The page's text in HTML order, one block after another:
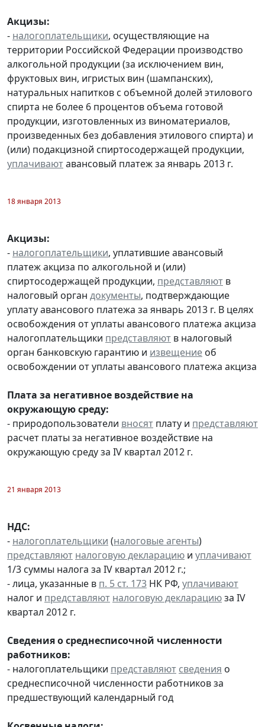
Акцизы:
- налогоплательщики, осуществляющие на
территории Российской Федерации производство
алкогольной продукции (за исключением вин,
фруктовых вин, игристых вин (шампанских),
натуральных напитков с объемной долей этилового
спирта не более 6 процентов объема готовой
продукции, изготовленных из виноматериалов,
произведенных без добавления этилового спирта) и
(или) подакцизной спиртосодержащей продукции,
уплачиваютавансовый платеж за январь 2013 г.
18 января 2013
Акцизы:
- налогоплательщики, уплатившие авансовый
платеж акциза по алкогольной и (или)
спиртосодержащей продукции, представляют в
налоговый орган документы, подтверждающие
уплату авансового платежа за январь 2013 г. В целях
освобождения от уплаты авансового платежа акциза
налогоплательщики представляют в налоговый
орган банковскую гарантию и извещение об
освобождении от уплаты авансового платежа акциза
Плата за негативное воздействие на
окружающую среду:
- природопользователи вносят плату и представляют
расчет платы за негативное воздействие на
окружающую среду за IV квартал 2012 г.
21 января 2013
НДС:
- налогоплательщики (налоговые агенты)
представляют налоговую декларацию и уплачивают
1/3 суммы налога за IV квартал 2012 г.;
- лица, указанные в п. 5 ст. 173 НК РФ, уплачивают
налог и представляют налоговую декларациюза IV
квартал 2012 г.
Сведения о среднесписочной численности
работников:
- налогоплательщики представляют сведения о
среднесписочной численности работников за
предшествующий календарный год